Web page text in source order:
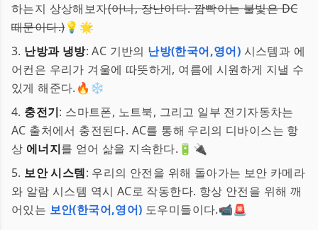
하는지 상상해보자(아니, 장난이다. 깜빡이는 불빛은 DC
때문이다.)💡🌟
3. 난방과 냉방: AC 기반의 난방(한국어,영어) 시스템과 에
어컨은 우리가 겨울에 따뜻하게, 여름에 시원하게 지낼 수
있게 해준다.🔥❄️
4. 충전기: 스마트폰, 노트북, 그리고 일부 전기자동차는
AC 출처에서 충전된다. AC를 통해 우리의 디바이스는 항
상 에너지를 얻어 삶을 지속한다.🔋🔌
5. 보안 시스템: 우리의 안전을 위해 돌아가는 보안 카메라
와 알람 시스템 역시 AC로 작동한다. 항상 안전을 위해 깨
어있는 보안(한국어,영어) 도우미들이다.📹🚨